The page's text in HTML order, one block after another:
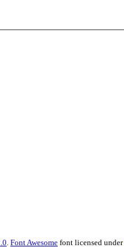
. Font Awesome font licensed under